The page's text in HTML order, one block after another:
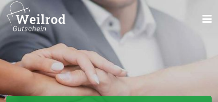
We use cookies
We use cookies and other technologies on our website. Some of these are
essential, while others help us to improve this website and your
experience. Personal data can be processed (e.g. IP addresses), e.g. B. for
personalized ads and content or ad and content measurement. You can
find more information about the use of your data in our
declaration. You can revoke or adjust your selection at any time under